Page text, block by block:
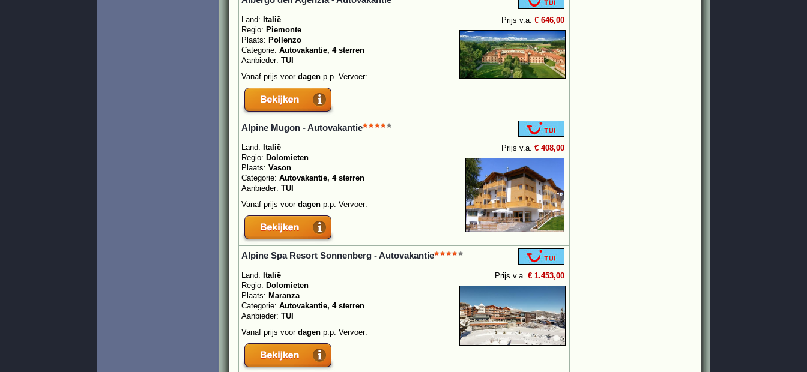
Prijs v.a. € 646,00
Land: Italië
Regio: Piemonte
Plaats: Pollenzo
Categorie: Autovakantie, 4 sterren
Aanbieder: TUI
Vanaf prijs voor dagen p.p. Vervoer:
Alpine Mugon - Autovakantie
Prijs v.a. € 408,00
Land: Italië
Regio: Dolomieten
Plaats: Vason
Categorie: Autovakantie, 4 sterren
Aanbieder: TUI
Vanaf prijs voor dagen p.p. Vervoer:
Alpine Spa Resort Sonnenberg - Autovakantie
Prijs v.a. € 1.453,00
Land: Italië
Regio: Dolomieten
Plaats: Maranza
Categorie: Autovakantie, 4 sterren
Aanbieder: TUI
Vanaf prijs voor dagen p.p. Vervoer: